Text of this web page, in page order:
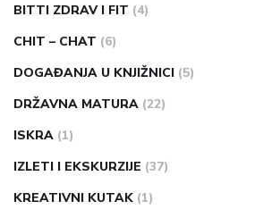
BITTI ZDRAV I FIT (4)
CHIT – CHAT (6)
DOGAĐANJA U KNJIŽNICI (5)
DRŽAVNA MATURA (22)
ISKRA (1)
IZLETI I EKSKURZIJE (37)
KREATIVNI KUTAK (1)